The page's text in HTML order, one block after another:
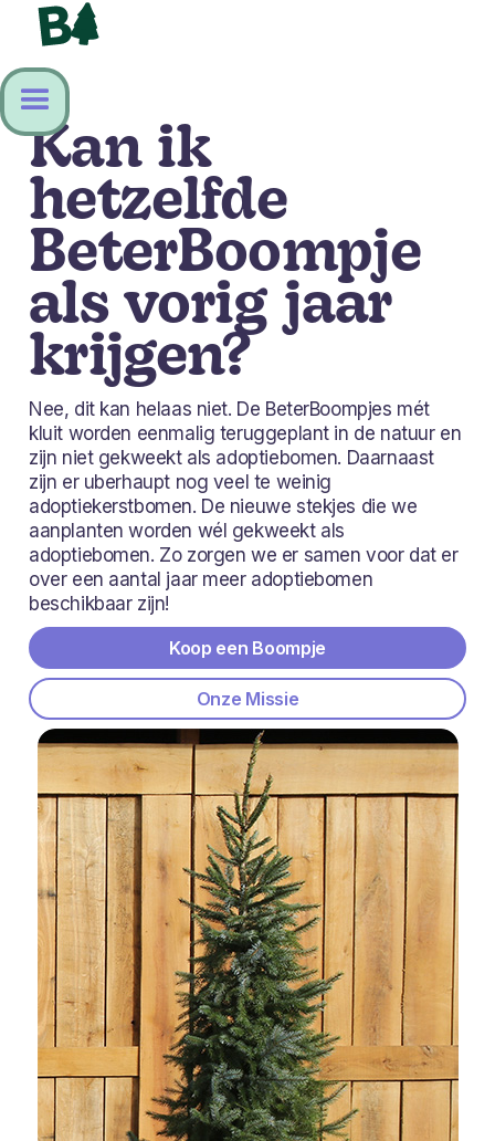
Kan ik
hetzelfde
BeterBoompje
als vorig jaar
krijgen?
Nee, dit kan helaas niet. De BeterBoompjes mét
kluit worden eenmalig teruggeplant in de natuur en
zijn niet gekweekt als adoptiebomen. Daarnaast
zijn er uberhaupt nog veel te weinig
adoptiekerstbomen. De nieuwe stekjes die we
aanplanten worden wél gekweekt als
adoptiebomen. Zo zorgen we er samen voor dat er
over een aantal jaar meer adoptiebomen
beschikbaar zijn!
Koop een Boompje
Onze Missie